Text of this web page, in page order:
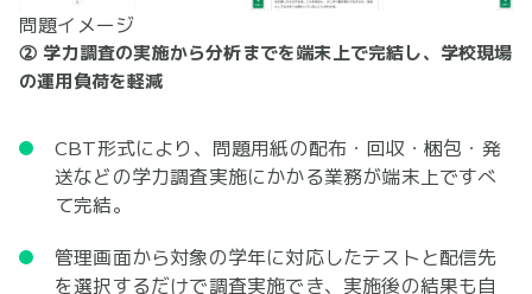
問題イメージ
② 学力調査の実施から分析までを端末上で完結し、学校現場
の運用負荷を軽減
CBT形式により、問題用紙の配布・回収・梱包・発
送などの学力調査実施にかかる業務が端末上ですべ
て完結。
管理画面から対象の学年に対応したテストと配信先
を選択するだけで調査実施でき、実施後の結果も自